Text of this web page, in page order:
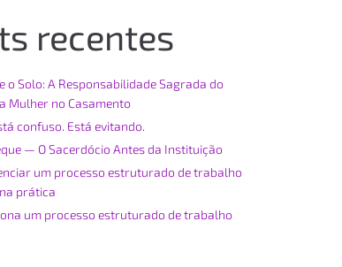
recentes
o Solo: A Responsabilidade Sagrada do
Mulher no Casamento
confuso. Está evitando.
— O Sacerdócio Antes da Instituição
um processo estruturado de trabalho
prática
um processo estruturado de trabalho